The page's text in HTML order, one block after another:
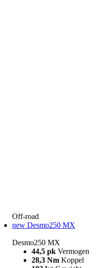
Off-road
new Desmo250 MX
Desmo250 MX
44,5 pk Vermogen
28,3 Nm Koppel